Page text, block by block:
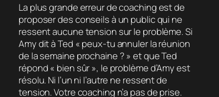
La plus grande erreur de coaching est de
proposer des conseils à un public qui ne
ressent aucune tension sur le problème. Si
Amy dit à Ted « peux-tu annuler la réunion
de la semaine prochaine ? » et que Ted
répond « bien sûr », le problème d’Amy est
résolu. Ni l’un ni l’autre ne ressent de
tension. Votre coaching n’a pas de prise.